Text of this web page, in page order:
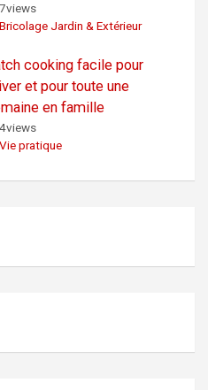
7views
Bricolage Jardin & Extérieur
cooking facile pour
et pour toute une
en famille
4views
Vie pratique